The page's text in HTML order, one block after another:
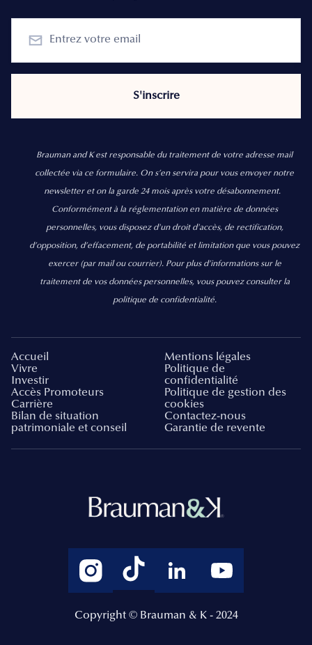
Brauman and K est responsable du traitement de votre adresse mail
collectée via ce formulaire. On s’en servira pour vous envoyer notre
newsletter et on la garde 24 mois après votre désabonnement.
Conformément à la réglementation en matière de données
personnelles, vous disposez d'un droit d'accès, de rectification,
d’opposition, d’effacement, de portabilité et limitation que vous pouvez
exercer (par mail ou courrier). Pour plus d’informations sur le
traitement de vos données personnelles, vous pouvez consulter la
politique de confidentialité.
Accueil
Vivre
Investir
Accès Promoteurs
Carrière
Bilan de situation
patrimoniale et conseil
Mentions légales
Politique de
confidentialité
Politique de gestion des
cookies
Contactez-nous
Garantie de revente
Copyright © Brauman & K - 2024